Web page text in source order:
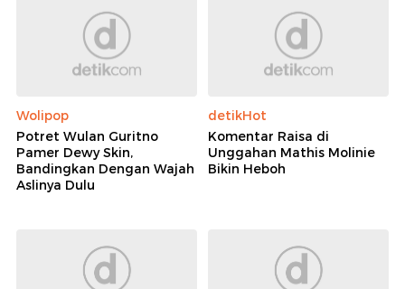
Wolipop
Potret Wulan Guritno
Pamer Dewy Skin,
Bandingkan Dengan Wajah
Aslinya Dulu
detikHot
Komentar Raisa di
Unggahan Mathis Molinie
Bikin Heboh